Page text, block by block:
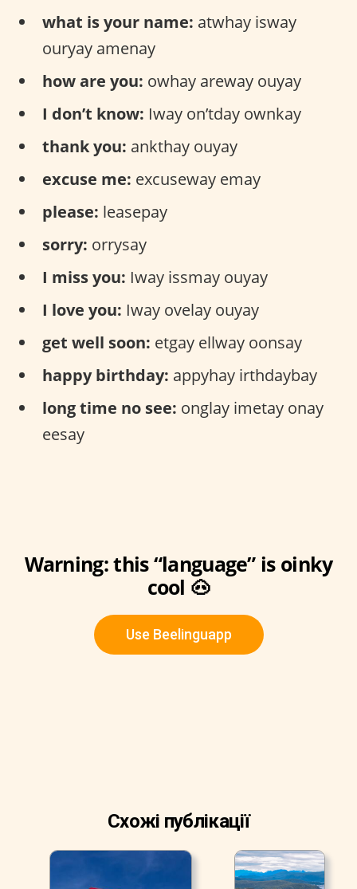
what is your name: atwhay isway
ouryay amenay
how are you: owhay areway ouyay
I don’t know: Iway on’tday ownkay
thank you: ankthay ouyay
excuse me: excuseway emay
please: leasepay
sorry: orrysay
I miss you: Iway issmay ouyay
I love you: Iway ovelay ouyay
get well soon: etgay ellway oonsay
happy birthday: appyhay irthdaybay
long time no see: onglay imetay onay
eesay
Warning: this “language” is oinky
cool 🐽
Use Beelinguapp
Схожі публікації